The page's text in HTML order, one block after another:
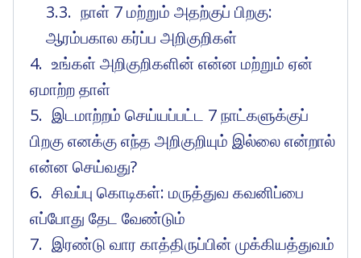
நாள் 7 மற்றும் அதற்குப் பிறகு:
ஆரம்பகால கர்ப்ப அறிகுறிகள்
உங்கள் அறிகுறிகளின் என்ன மற்றும் ஏன்
ஏமாற்ற தாள்
இடமாற்றம் செய்யப்பட்ட 7 நாட்களுக்குப்
பிறகு எனக்கு எந்த அறிகுறியும் இல்லை என்றால்
என்ன செய்வது?
சிவப்பு கொடிகள்: மருத்துவ கவனிப்பை
எப்போது தேட வேண்டும்
இரண்டு வார காத்திருப்பின் முக்கியத்துவம்